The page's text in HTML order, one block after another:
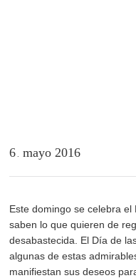
6 mayo 2016
Este domingo se celebra
saben lo que quieren de
desabastecida. El Día de
algunas de estas
manifiestan sus deseos